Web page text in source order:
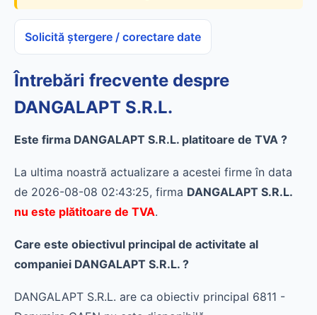
Solicită ștergere / corectare date
Întrebări frecvente despre
DANGALAPT S.R.L.
Este firma DANGALAPT S.R.L. platitoare de TVA ?
La ultima noastră actualizare a acestei firme în data
de 2026-08-08 02:43:25, firma DANGALAPT S.R.L.
nu este plătitoare de TVA.
Care este obiectivul principal de activitate al
companiei DANGALAPT S.R.L. ?
DANGALAPT S.R.L. are ca obiectiv principal 6811 -